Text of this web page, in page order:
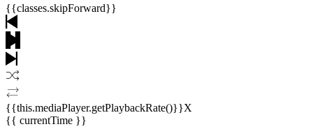
{{classes.skipForward}}
{{this.mediaPlayer.getPlaybackRate()}}X
{{ currentTime }}